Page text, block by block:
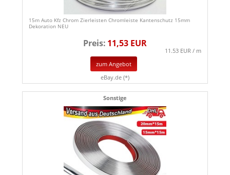
15m Auto Kfz Chrom Zierleisten Chromleiste Kantenschutz 15mm
Dekoration NEU
Preis: 11,53 EUR
11.53 EUR / m
zum Angebot
eBay.de (*)
Sonstige